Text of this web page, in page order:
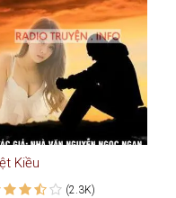
Kiều
(2.3K)